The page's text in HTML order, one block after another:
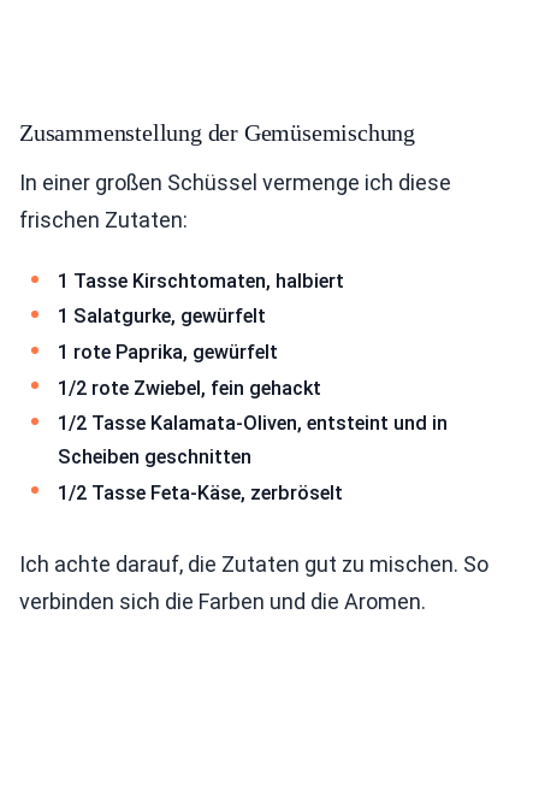
Zusammenstellung der Gemüsemischung
In einer großen Schüssel vermenge ich diese
frischen Zutaten:
1 Tasse Kirschtomaten, halbiert
1 Salatgurke, gewürfelt
1 rote Paprika, gewürfelt
1/2 rote Zwiebel, fein gehackt
1/2 Tasse Kalamata-Oliven, entsteint und in
Scheiben geschnitten
1/2 Tasse Feta-Käse, zerbröselt
Ich achte darauf, die Zutaten gut zu mischen. So
verbinden sich die Farben und die Aromen.